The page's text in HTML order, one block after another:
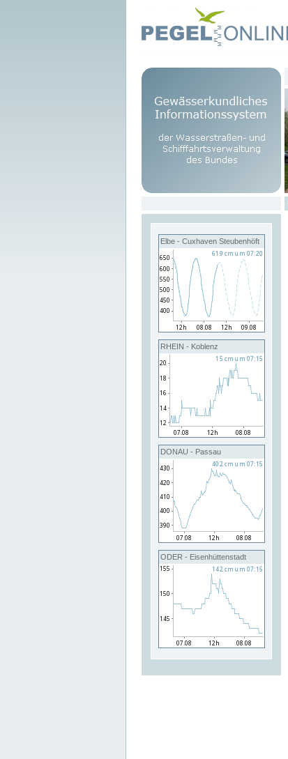
Elbe - Cuxhaven Steubenhöft
RHEIN - Koblenz
DONAU - Passau
ODER - Eisenhüttenstadt